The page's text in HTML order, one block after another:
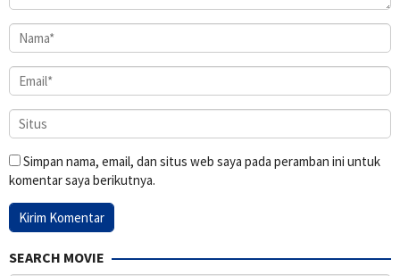
Simpan nama, email, dan situs web saya pada peramban ini untuk
komentar saya berikutnya.
SEARCH MOVIE